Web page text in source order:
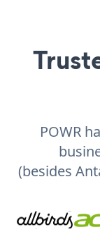
POWR
(besides